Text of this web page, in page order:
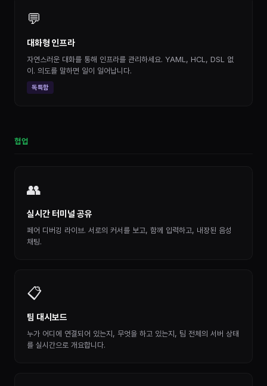
💬
대화형 인프라
자연스러운 대화를 통해 인프라를 관리하세요. YAML, HCL, DSL 없
이. 의도를 말하면 일이 일어납니다.
독특함
협업
👥
실시간 터미널 공유
페어 디버깅 라이브. 서로의 커서를 보고, 함께 입력하고, 내장된 음성
채팅.
📋
팀 대시보드
누가 어디에 연결되어 있는지, 무엇을 하고 있는지, 팀 전체의 서버 상태
를 실시간으로 개요합니다.